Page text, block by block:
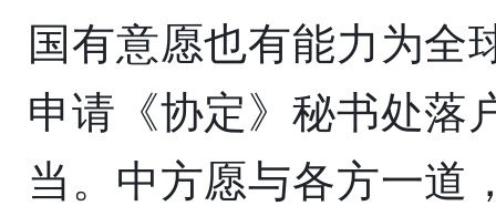
国有意愿也有能力为全
申请《协定》秘书处落
当。中方愿与各方一道